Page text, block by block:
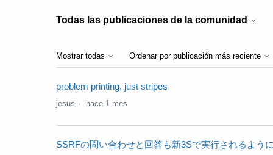
Todas las publicaciones de la comunidad
Mostrar todas Ordenar por publicación más reciente
problem printing, just stripes
jesus hace 1 mes
SSRFの問い合わせと回答も新3Sで実行されるよう